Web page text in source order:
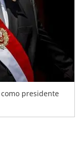
presidente